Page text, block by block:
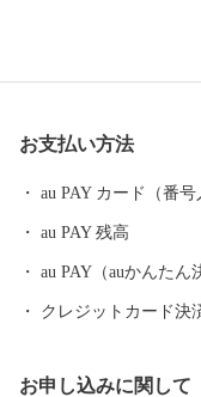
せ、面積は48.98㎢で
在しています。また、
業所が集積し、岡田と
な海産物が水揚げされ
ングパーク）を設け、
お支払い方法
au PAY カード（番号
au PAY 残高
au PAY（auかんた
クレジットカード決
お申し込みに関して